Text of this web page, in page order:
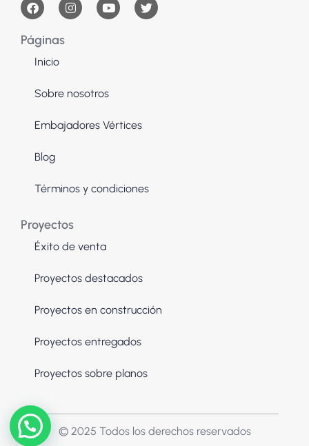
Páginas
Inicio
Sobre nosotros
Embajadores Vértices
Blog
Términos y condiciones
Proyectos
Éxito de venta
Proyectos destacados
Proyectos en construcción
Proyectos entregados
Proyectos sobre planos
© 2025 Todos los derechos reservados